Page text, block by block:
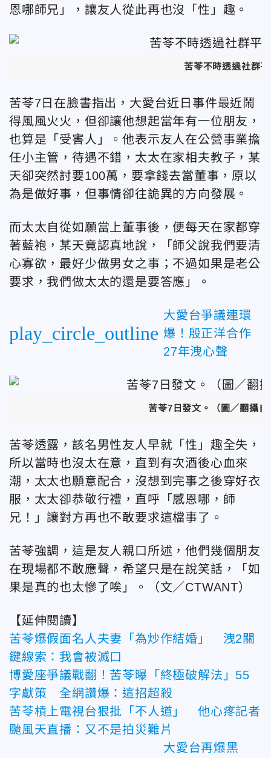
恩哪師兄」，讓友人從此再也沒「性」趣。
苦苓不時透過社群
苦苓7日在臉書指出，大愛台近日事件最近鬧
得風風火火，但卻讓他想起當年有一位朋友，
也算是「受害人」。他表示友人在公營事業擔
任小主管，待遇不錯，太太在家相夫教子，某
天卻突然討要100萬，要拿錢去當董事，原以
為是做好事，但事情卻往詭異的方向發展。
而太太自從如願當上董事後，便每天在家都穿
著藍袍，某天竟認真地說，「師父說我們要清
心寡欲，最好少做男女之事；不過如果是老公
要求，我們做太太的還是要答應」。
play_circle_outline
大愛台爭議連環
爆！殷正洋合作
27年洩心聲
苦苓7日發文。（圖／翻攝
苦苓透露，該名男性友人早就「性」趣全失，
所以當時也沒太在意，直到有次酒後心血來
潮，太太也願意配合，沒想到完事之後穿好衣
服，太太卻恭敬行禮，直呼「感恩哪，師
兄！」讓對方再也不敢要求這檔事了。
苦苓強調，這是友人親口所述，他們幾個朋友
在現場都不敢應聲，希望只是在說笑話，「如
果是真的也太慘了唉」。（文／CTWANT）
【延伸閱讀】
苦苓爆假面名人夫妻「為炒作結婚」 洩2關
鍵線索：我會被滅口
博愛座爭議戰翻！苦苓曝「終極破解法」55
字獻策 全網讚爆：這招超殺
苦苓槓上電視台狠批「不人道」 他心疼記者
颱風天直播：又不是拍災難片
大愛台再爆黑